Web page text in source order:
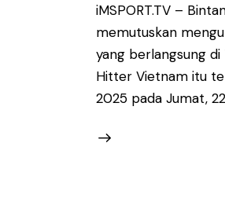
iMSPORT.TV –
memutuskan
yang berlangsung
Hitter Vietnam itu
2025 pada Jumat,